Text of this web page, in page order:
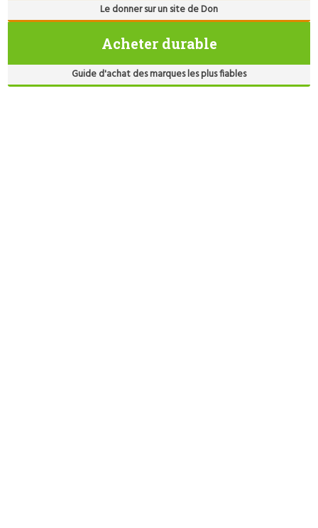
Le donner sur un site de Don
Acheter durable
Guide d'achat des marques les plus fiables